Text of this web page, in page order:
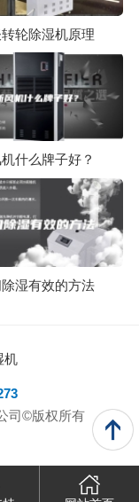
轮除湿机原理
什么牌子好？
除湿有效的方法
机
司©版权所有